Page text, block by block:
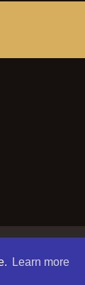
Learn more
Developed by